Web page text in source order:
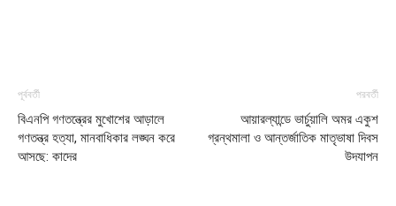
পূর্ববর্তী
বিএনপি গণতন্ত্রের মুখোশের আড়ালে
গণতন্ত্র হত্যা, মানবাধিকার লঙ্ঘন করে
আসছে: কাদের
পরবর্তী
আয়ারল্যান্ডে ভার্চুয়ালি অমর একুশ
গ্রন্থমালা ও আন্তর্জাতিক মাতৃভাষা দিবস
উদযাপন